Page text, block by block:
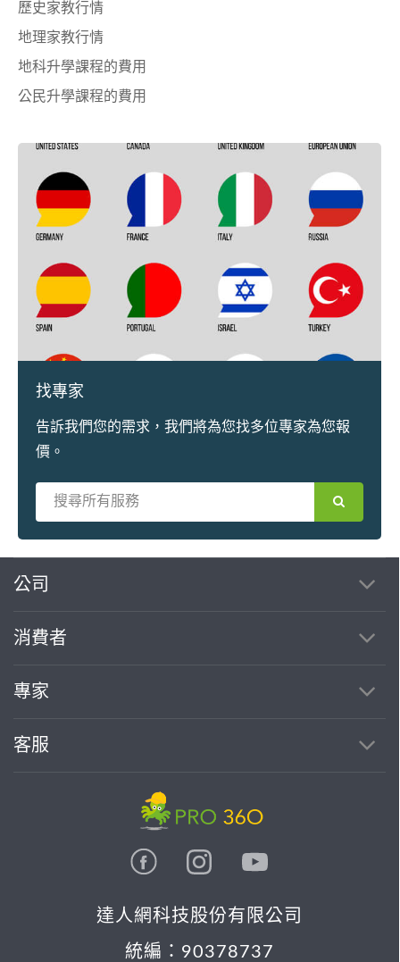
歷史家教行情
地理家教行情
地科升學課程的費用
公民升學課程的費用
找專家
告訴我們您的需求，我們將為您找多位專家為您報
價。
公司
消費者
專家
客服
達人網科技股份有限公司
統編：90378737
繼續完成